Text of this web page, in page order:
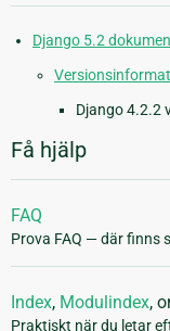
Django 5.2
Django 4.2.2
Få hjälp
FAQ
Prova FAQ — där finns
Index, Modulindex,
Praktiskt när du letar